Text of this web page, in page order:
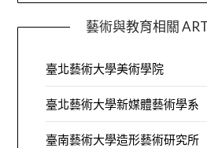
藝術與教育相關
臺北藝術大學美術學院
臺北藝術大學新媒體藝術學系
臺南藝術大學造形藝術研究所